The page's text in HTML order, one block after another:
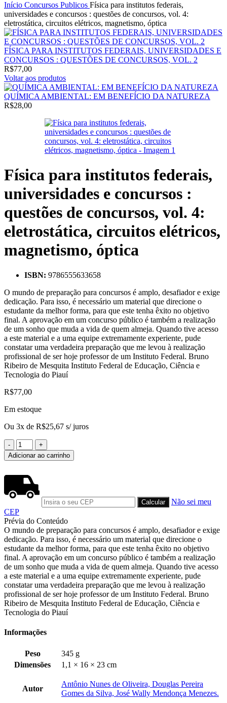
Início Concursos Publicos Física para institutos federais,
universidades e concursos : questões de concursos, vol. 4:
eletrostática, circuitos elétricos, magnetismo, óptica
FÍSICA PARA INSTITUTOS FEDERAIS, UNIVERSIDADES E
CONCURSOS : QUESTÕES DE CONCURSOS, VOL. 2
R$77,00
Voltar aos produtos
QUÍMICA AMBIENTAL: EM BENEFÍCIO DA NATUREZA
R$28,00
Física para institutos federais,
universidades e concursos :
questões de concursos, vol. 4:
eletrostática, circuitos elétricos,
magnetismo, óptica
ISBN: 9786555633658
O mundo de preparação para concursos é amplo, desafiador e exige
dedicação. Para isso, é necessário um material que direcione o
estudante da melhor forma, para que este tenha êxito no objetivo
final. A aprovação em um concurso público é também a realização
de um sonho que muda a vida de quem almeja. Quando tive acesso
a este material e a uma equipe extremamente experiente, pude
constatar uma verdadeira preparação que me levou à realização
profissional de ser hoje professor de um Instituto Federal. Bruno
Ribeiro de Mesquita Instituto Federal de Educação, Ciência e
Tecnologia do Piauí
R$77,00
Em estoque
Ou 3x de R$25,67 s/ juros
Física
para
institutos
universidades
concursos
:
questões
de
concursos,
vol.
4:
eletrostática,
circuitos
elétricos,
magnetismo,
óptica
quantidade
Adicionar ao carrinho
Não sei meu
CEP
Prévia do Conteúdo
O mundo de preparação para concursos é amplo, desafiador e exige
dedicação. Para isso, é necessário um material que direcione o
estudante da melhor forma, para que este tenha êxito no objetivo
final. A aprovação em um concurso público é também a realização
de um sonho que muda a vida de quem almeja. Quando tive acesso
a este material e a uma equipe extremamente experiente, pude
constatar uma verdadeira preparação que me levou à realização
profissional de ser hoje professor de um Instituto Federal. Bruno
Ribeiro de Mesquita Instituto Federal de Educação, Ciência e
Tecnologia do Piauí
Informações
Peso
345 g
Dimensões
1,1 × 16 × 23 cm
Autor
Antônio Nunes de Oliveira, Douglas Pereira
Gomes da Silva, José Wally Mendonça Menezes.